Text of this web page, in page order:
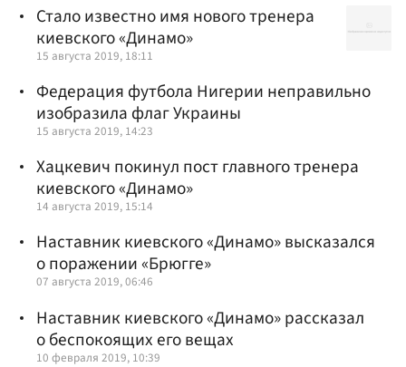
Стало известно имя нового тренера
киевского «Динамо»
15 августа 2019, 18:11
Федерация футбола Нигерии неправильно
изобразила флаг Украины
15 августа 2019, 14:23
Хацкевич покинул пост главного тренера
киевского «Динамо»
14 августа 2019, 15:14
Наставник киевского «Динамо» высказался
о поражении «Брюгге»
07 августа 2019, 06:46
Наставник киевского «Динамо» рассказал
о беспокоящих его вещах
10 февраля 2019, 10:39